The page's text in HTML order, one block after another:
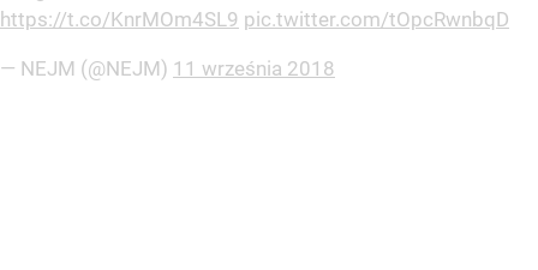
https://t.co/KnrMOm4SL9 pic.twitter.com/tOpcRwnbqD
— NEJM (@NEJM) 11 września 2018